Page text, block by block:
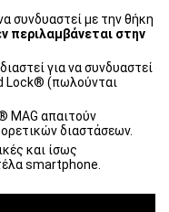
συνδυαστεί με την θήκη
περιλαμβάνεται στην
για να συνδυαστεί
Lock® (πωλούνται
MAG απαιτούν
διαστάσεων.
και ίσως
smartphone.